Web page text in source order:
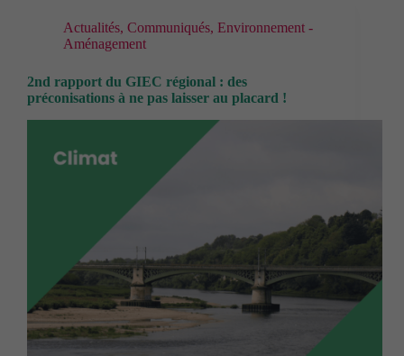
Actualités, Communiqués, Environnement -
Aménagement
2nd rapport du GIEC régional : des
préconisations à ne pas laisser au placard !
Ces cookies
techniques
préférences
cookies.
Contenus